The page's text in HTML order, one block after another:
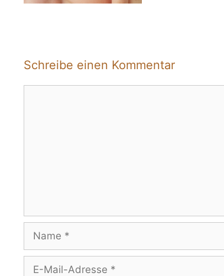
Schreibe einen Kommentar
Name